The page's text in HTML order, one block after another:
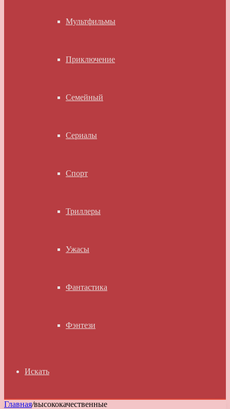
Мультфильмы
Приключение
Семейный
Сериалы
Спорт
Триллеры
Ужасы
Фантастика
Фэнтези
Искать
Главная/высококачественные